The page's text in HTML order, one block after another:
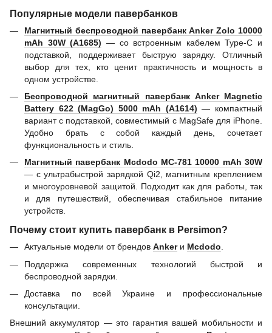
Популярные модели павербанков
Магнитный беспроводной павербанк Anker Zolo 10000
mAh 30W (A1685) — со встроенным кабелем Type-C и
подставкой, поддерживает быструю зарядку. Отличный
выбор для тех, кто ценит практичность и мощность в
одном устройстве.
Беспроводной магнитный павербанк Anker Magnetic
Battery 622 (MagGo) 5000 mAh (A1614) — компактный
вариант с подставкой, совместимый с MagSafe для iPhone.
Удобно брать с собой каждый день, сочетает
функциональность и стиль.
Магнитный павербанк Mcdodo MC-781 10000 mAh 30W
— с ультрабыстрой зарядкой Qi2, магнитным креплением
и многоуровневой защитой. Подходит как для работы, так
и для путешествий, обеспечивая стабильное питание
устройств.
Почему стоит купить павербанк в Persimon?
Актуальные модели от брендов Ankerи Mcdodo
Поддержка современных технологий быстрой и
беспроводной зарядки.
Доставка по всей Украине и профессиональные
консультации.
Внешний аккумулятор — это гарантия вашей мобильности и